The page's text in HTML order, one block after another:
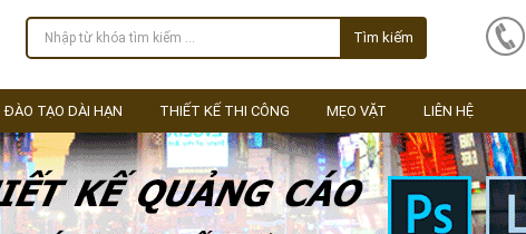
Tìm kiếm
ĐÀO TẠO DÀI HẠN THIẾT KẾ THI CÔNG MẸO VẶT LIÊN HỆ